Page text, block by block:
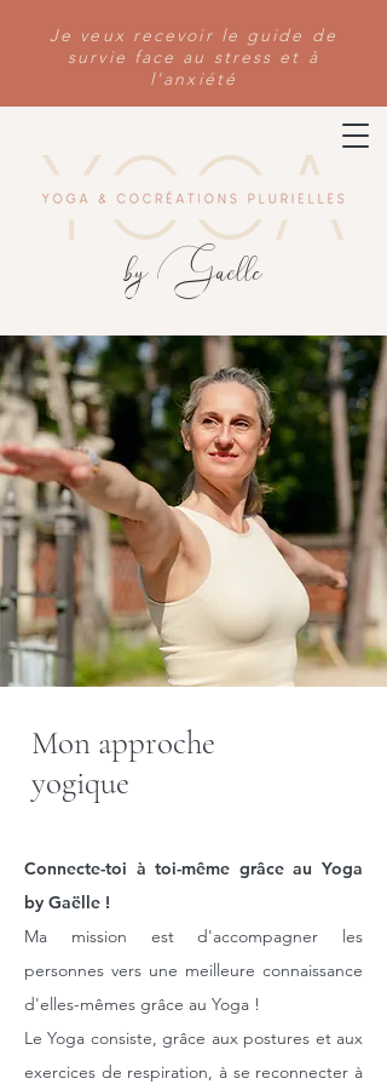
by Gaëlle
Je veux recevoir le guide de
survie face au stress et à
l'anxiété
Mon approche
yogique
Connecte-toi à toi-même grâce au Yoga
by Gaëlle !
Ma mission est d'accompagner les
personnes vers une meilleure connaissance
d'elles-mêmes grâce au Yoga !
Le Yoga consiste, grâce aux postures et aux
exercices de respiration, à se reconnecter à